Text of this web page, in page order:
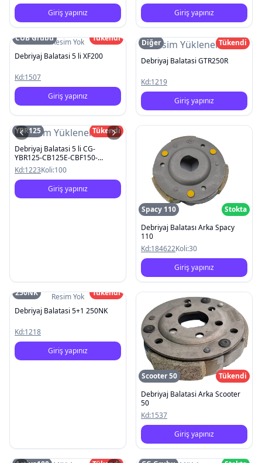
Giriş yapınız Giriş yapınız
Resim Yok
CUB Grubu
Tükendi
Debriyaj Balatasi 5 li XF200
Kd:1507
Giriş yapınız
Resim Yüklenemedi
Diğer
Tükendi
Debriyaj Balatasi GTR250R
Kd:1219
Giriş yapınız
Resim Yüklenemedi
YBR125
Tükendi
Debriyaj Balatasi 5 li CG-
YBR125-CB125E-CBF150-
Titan125
Kd:1223Koli:100
Giriş yapınız
Spacy 110
Stokta
Debriyaj Balatası Arka Spacy
110
Kd:184622Koli:30
Giriş yapınız
Resim Yok
250NK
Tükendi
Debriyaj Balatasi 5+1 250NK
Kd:1218
Giriş yapınız
Scooter 50
Tükendi
Debriyaj Balatasi Arka Scooter
50
Kd:1537
Giriş yapınız